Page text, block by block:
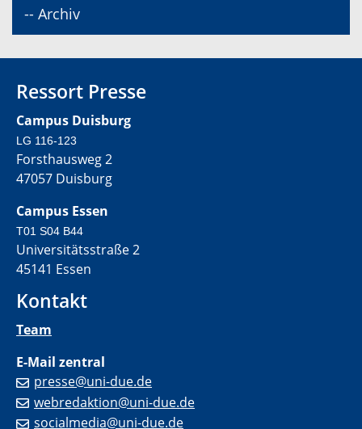
-- Archiv
Ressort Presse
Campus Duisburg
LG 116-123
Forsthausweg 2
47057 Duisburg
Campus Essen
T01 S04 B44
Universitätsstraße 2
45141 Essen
Kontakt
Team
E-Mail zentral
presse@uni-due.de
webredaktion@uni-due.de
socialmedia@uni-due.de